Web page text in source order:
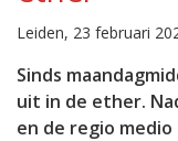
Leiden, 23 februari
Sinds
uit in de ether.
en de regio